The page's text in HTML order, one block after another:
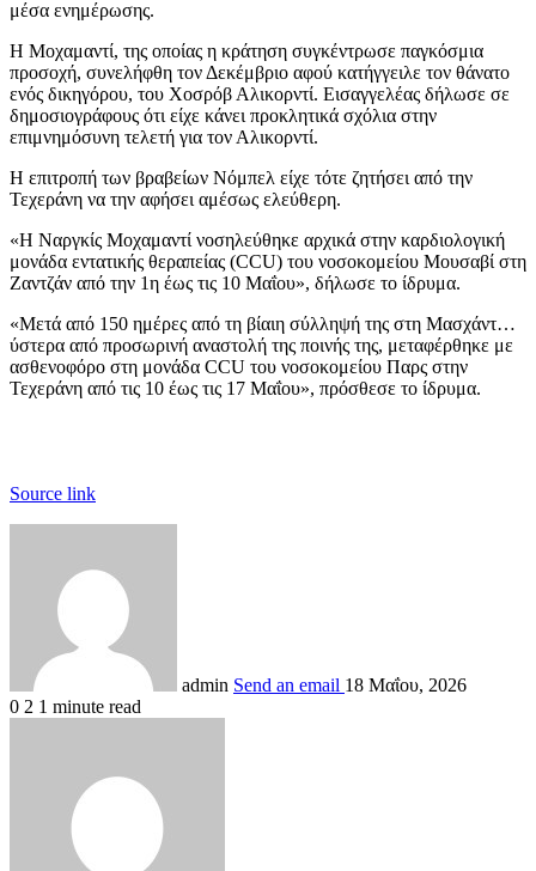
μέσα ενημέρωσης.
Η Μοχαμαντί, της οποίας η κράτηση συγκέντρωσε παγκόσμια
προσοχή, συνελήφθη τον Δεκέμβριο αφού κατήγγειλε τον θάνατο
ενός δικηγόρου, του Χοσρόβ Αλικορντί. Εισαγγελέας δήλωσε σε
δημοσιογράφους ότι είχε κάνει προκλητικά σχόλια στην
επιμνημόσυνη τελετή για τον Αλικορντί.
Η επιτροπή των βραβείων Νόμπελ είχε τότε ζητήσει από την
Τεχεράνη να την αφήσει αμέσως ελεύθερη.
«Η Ναργκίς Μοχαμαντί νοσηλεύθηκε αρχικά στην καρδιολογική
μονάδα εντατικής θεραπείας (CCU) του νοσοκομείου Μουσαβί στη
Ζαντζάν από την 1η έως τις 10 Μαΐου», δήλωσε το ίδρυμα.
«Μετά από 150 ημέρες από τη βίαιη σύλληψή της στη Μασχάντ…
ύστερα από προσωρινή αναστολή της ποινής της, μεταφέρθηκε με
ασθενοφόρο στη μονάδα CCU του νοσοκομείου Παρς στην
Τεχεράνη από τις 10 έως τις 17 Μαΐου», πρόσθεσε το ίδρυμα.
Source link
admin Send an email 18 Μαΐου, 2026
0 2 1 minute read